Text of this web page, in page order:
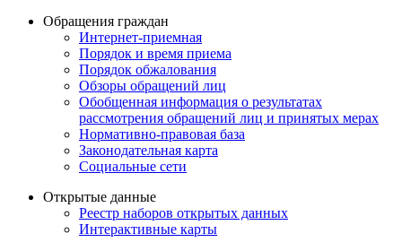
Обращения граждан
Интернет-приемная
Порядок и время приема
Порядок обжалования
Обзоры обращений лиц
Обобщенная информация о результатах
рассмотрения обращений лиц и принятых мерах
Нормативно-правовая база
Законодательная карта
Социальные сети
Открытые данные
Реестр наборов открытых данных
Интерактивные карты